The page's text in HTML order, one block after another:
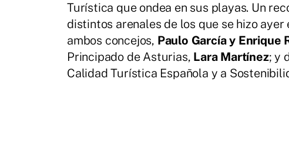
Turística que ondea en sus playas. Un
distintos arenales de los que se hizo
ambos concejos, Paulo García y Enrique
Principado de Asturias, Lara Martínez; y
Calidad Turística Española y a